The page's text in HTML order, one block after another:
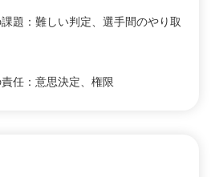
題：難しい判定、選手間のやり取
任：意思決定、権限